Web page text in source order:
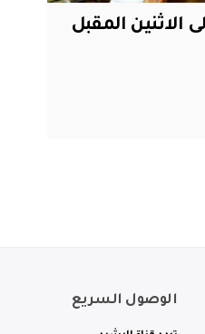
الاثنين المقبل
الوصول السريع